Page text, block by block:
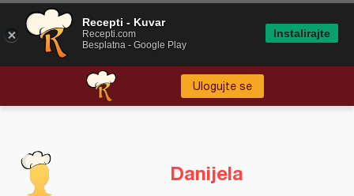
Ulogujte se
Danijela
Recepti - Kuvar
Recepti.com
Besplatna - Google Play
Instalirajte